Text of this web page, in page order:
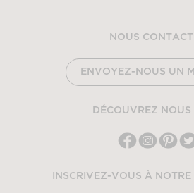
NOUS
ENVOYEZ-NOUS UN
DÉCOUVREZ NOUS
INSCRIVEZ-VOUS À NOTRE